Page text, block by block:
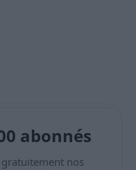
abonnés
gratuitement nos